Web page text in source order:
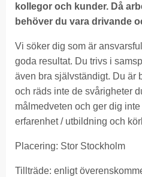
kollegor och kunder. Då
behöver du vara drivande
Vi söker dig som är
goda resultat. Du trivs i
även bra självständigt. Du är
och räds inte de svårigheter
målmedveten och ger dig
erfarenhet / utbildning och
Placering: Stor Stockholm
Tillträde: enligt